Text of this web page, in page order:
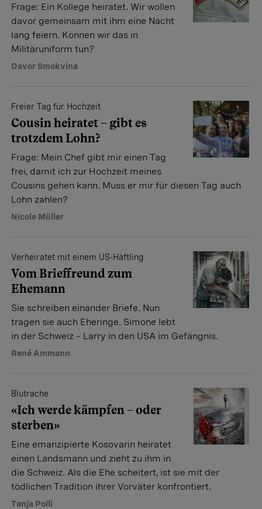
Frage: Ein Kollege heiratet. Wir wollen
davor gemeinsam mit ihm eine Nacht
lang feiern. Können wir das in
Militäruniform tun?
Davor Smokvina
Freier Tag für Hochzeit
Cousin heiratet – gibt es
trotzdem Lohn?
Frage: Mein Chef gibt mir einen Tag
frei, damit ich zur Hochzeit meines
Cousins gehen kann. Muss er mir für diesen Tag auch
Lohn zahlen?
Nicole Müller
Verheiratet mit einem US-Häftling
Vom Brieffreund zum
Ehemann
Sie schreiben einander Briefe. Nun
tragen sie auch Eheringe. Simone lebt
in der Schweiz – Larry in den USA im Gefängnis.
René Ammann
Blutrache
«Ich werde kämpfen – oder
sterben»
Eine emanzipierte Kosovarin heiratet
einen Landsmann und zieht zu ihm in
die Schweiz. Als die Ehe scheitert, ist sie mit der
tödlichen Tradition ihrer Vorväter konfrontiert.
Tanja Polli